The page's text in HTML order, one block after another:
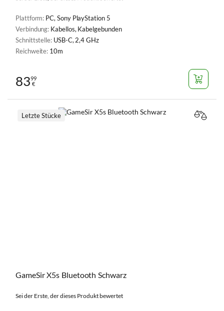
Plattform: PC, Sony PlayStation 5
Verbindung: Kabellos, Kabelgebunden
Schnittstelle: USB-C, 2,4 GHz
Reichweite: 10m
8399
€
GameSir X5s Bluetooth Schwarz
Sei der Erste, der dieses Produkt bewertet
Letzte Stücke